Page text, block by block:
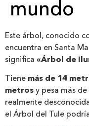
mundo
Este árbol, conocido
encuentra en Santa
significa «Árbol de
Tiene más de 14
metros y pesa más de
realmente
el Árbol del Tule